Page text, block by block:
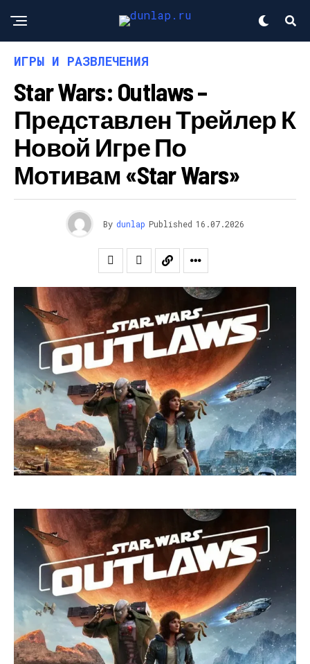
ИГРЫ И РАЗВЛЕЧЕНИЯ
Star Wars: Outlaws –
Представлен Трейлер К
Новой Игре По
Мотивам «Star Wars»
By dunlap Published 16.07.2026